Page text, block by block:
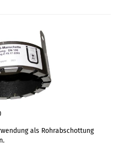
als Rohrabschottung